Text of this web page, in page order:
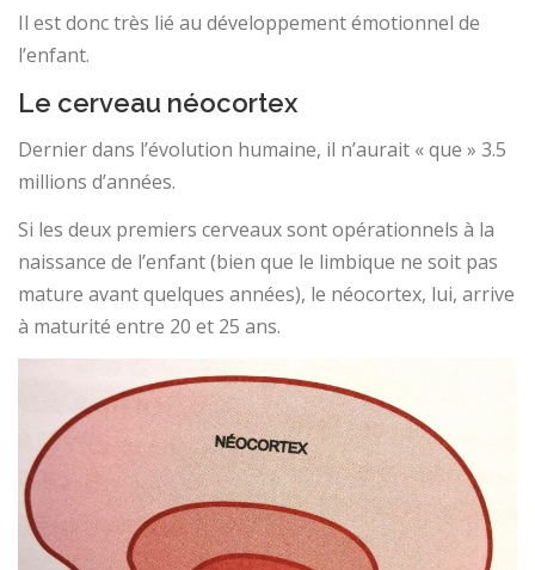
Il est donc très lié au développement émotionnel de
l’enfant.
Le cerveau néocortex
Dernier dans l’évolution humaine, il n’aurait « que » 3.5
millions d’années.
Si les deux premiers cerveaux sont opérationnels à la
naissance de l’enfant (bien que le limbique ne soit pas
mature avant quelques années), le néocortex, lui, arrive
à maturité entre 20 et 25 ans.